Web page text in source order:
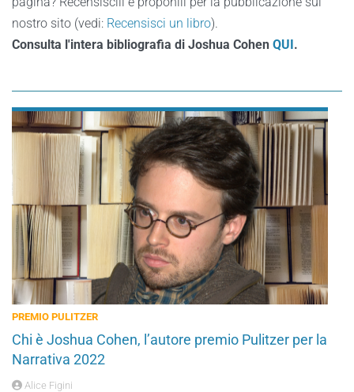
nostro sito (vedi: Recensisci un libro).
Consulta l'intera bibliografia di Joshua Cohen QUI.
PREMIO PULITZER
Chi è Joshua Cohen, l’autore premio Pulitzer per la
Narrativa 2022
Alice Figini